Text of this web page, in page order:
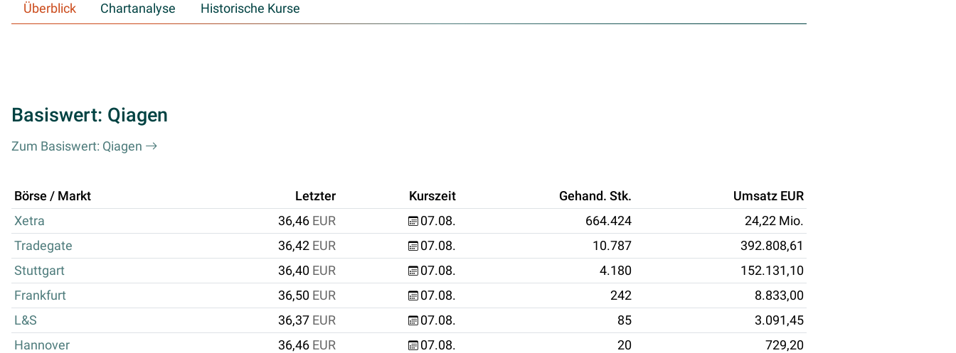
Überblick Chartanalyse Historische Kurse
Basiswert: Qiagen
Zum Basiswert: Qiagen
Börse / Markt Letzter Kurszeit Gehand. Stk.
Umsatz EUR
Xetra
36,46 EUR 07.08. 664.424
24,22 Mio.
Tradegate
36,42 EUR 07.08. 10.787
392.808,61
Stuttgart
36,40 EUR 07.08. 4.180
152.131,10
Frankfurt
36,50 EUR 07.08. 242
8.833,00
L&S
36,37 EUR 07.08. 85
3.091,45
Hannover
36,46 EUR 07.08. 20
729,20